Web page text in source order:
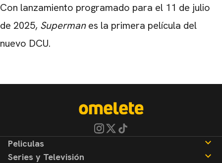
Con lanzamiento programado para el 11 de julio
de 2025, Supermanes la primera película del
nuevo DCU.
Peliculas
Series y Televisión